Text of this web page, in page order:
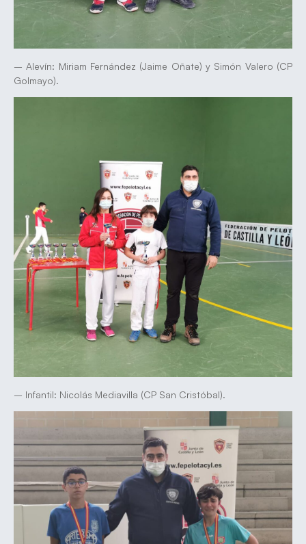
– Alevín: Miriam Fernández (Jaime Oñate) y Simón Valero (CP
Golmayo).
– Infantil: Nicolás Mediavilla (CP San Cristóbal).